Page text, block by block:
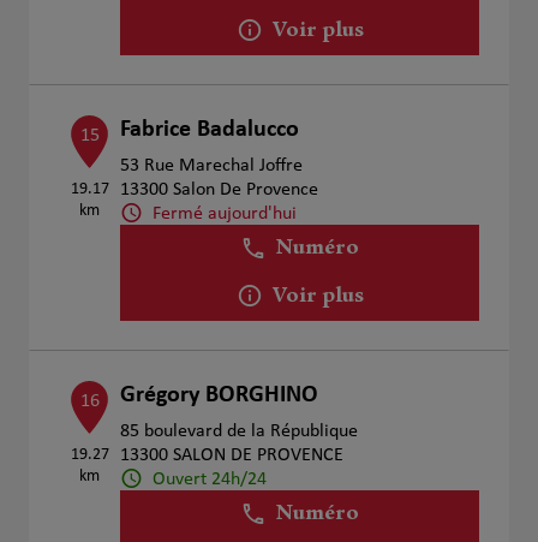
Voir plus
15
19.17
km
Fabrice Badalucco
53 Rue Marechal Joffre
13300 Salon De Provence
Fermé aujourd'hui
Numéro
Voir plus
16
19.27
km
Grégory BORGHINO
85 boulevard de la République
13300 SALON DE PROVENCE
Ouvert 24h/24
Numéro